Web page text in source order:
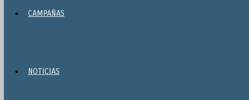
CAMPAÑAS
NOTICIAS